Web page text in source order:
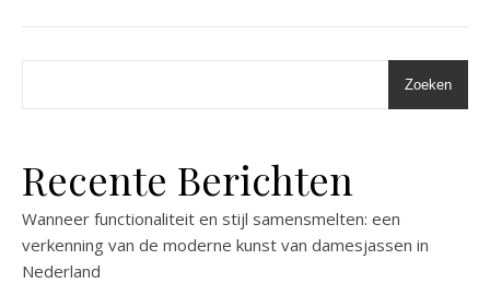
Zoeken
Recente Berichten
Wanneer functionaliteit en stijl samensmelten: een
verkenning van de moderne kunst van damesjassen in
Nederland